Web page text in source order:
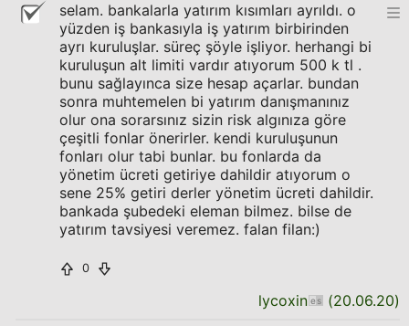
selam. bankalarla yatırım kısımları ayrıldı. o
yüzden iş bankasıyla iş yatırım birbirinden
ayrı kuruluşlar. süreç şöyle işliyor. herhangi bi
kuruluşun alt limiti vardır atıyorum 500 k tl .
bunu sağlayınca size hesap açarlar. bundan
sonra muhtemelen bi yatırım danışmanınız
olur ona sorarsınız sizin risk algınıza göre
çeşitli fonlar önerirler. kendi kuruluşunun
fonları olur tabi bunlar. bu fonlarda da
yönetim ücreti getiriye dahildir atıyorum o
sene 25% getiri derler yönetim ücreti dahildir.
bankada şubedeki eleman bilmez. bilse de
yatırım tavsiyesi veremez. falan filan:)
0
lycoxin (20.06.20)